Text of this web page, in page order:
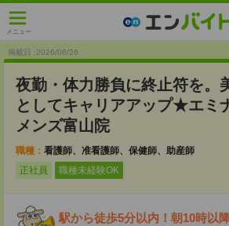
メニュー
掲載日 :2026/06/26
夜勤・体力勝負に終止符を。
としてキャリアアップ★エミ
メンズ富山院
職種： 看護師、准看護師、保健師、助産師
正社員
職種未経験OK
駅から徒歩5分以内！朝10時以